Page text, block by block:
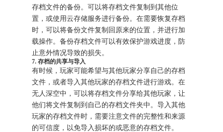
存档文件的备份。可以将存档文件复制到其他位
置，或使用云存储服务进行备份。在需要恢复存档
时，可以将备份文件复制回原来的位置，并进行加
载操作。备份存档文件可以有效保护游戏进度，防
止意外情况导致的损失。
7. 存档的共享与导入
有时候，玩家可能希望与其他玩家分享自己的存档
文件，或者导入其他玩家的存档文件进行游戏。在
无人深空中，可以将存档文件分享给其他玩家，让
他们将文件复制到自己的存档文件夹中。导入其他
玩家的存档文件时，需要注意文件的完整性和来源
的可信度，以免导入损坏的或恶意的存档文件。